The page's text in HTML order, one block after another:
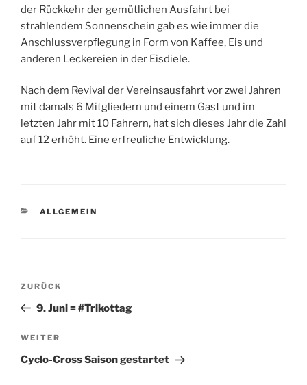
der Rückkehr der gemütlichen Ausfahrt bei
strahlendem Sonnenschein gab es wie immer die
Anschlussverpflegung in Form von Kaffee, Eis und
anderen Leckereien in der Eisdiele.
Nach dem Revival der Vereinsausfahrt vor zwei Jahren
mit damals 6 Mitgliedern und einem Gast und im
letzten Jahr mit 10 Fahrern, hat sich dieses Jahr die Zahl
auf 12 erhöht. Eine erfreuliche Entwicklung.
KATEGORIEN
ALLGEMEIN
Beitragsnavigation
Vorheriger
Beitrag
ZURÜCK
9. Juni = #Trikottag
Nächster
Beitrag
WEITER
Cyclo-Cross Saison gestartet